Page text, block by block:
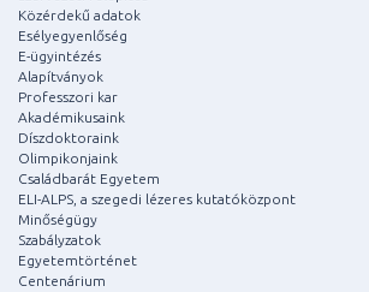
Közérdekű adatok
Esélyegyenlőség
E-ügyintézés
Alapítványok
Professzori kar
Akadémikusaink
Díszdoktoraink
Olimpikonjaink
Családbarát Egyetem
ELI-ALPS, a szegedi lézeres kutatóközpont
Minőségügy
Szabályzatok
Egyetemtörténet
Centenárium